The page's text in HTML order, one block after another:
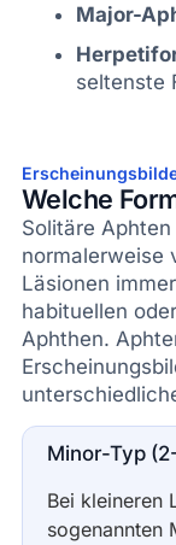
Major-
seltenste
Welche
Solitäre
normalerweise
Läsionen
habituellen
Aphthen.
Minor-Typ
Bei kleineren
sogenannten